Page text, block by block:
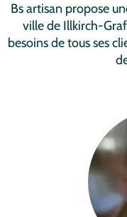
Bs artisan propose
ville de Illkirch-
besoins de tous ses